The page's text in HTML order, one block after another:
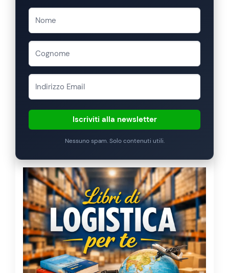
Iscriviti alla newsletter
Nessuno spam. Solo contenuti utili.